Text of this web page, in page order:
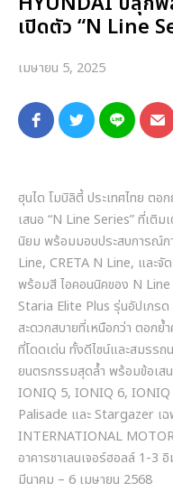
เปิดตัว “N Line
เมษายน 5, 2025
ฮุนได โมบิลิตี้ ประเทศไทย ตอ
เสนอ “N Line Series” ที่เติ
นิยม พร้อมมอบประสบการณ์ก
Line, CRETA N Line, และ
พร้อมสี ไอคอนนิคของ N
Staria Elite Plus รุ่นอัปเกร
สะดวกสบายที่เหนือกว่า ตอก
ที่โดดเด่น ทั้งดีไซน์และสมรร
ยนตรกรรมสุดล้ำ พร้อมข้อเส
IONIQ 5, IONIQ 6, IONIQ
Palisade และ Stargazer เฉ
INTERNATIONAL
อาคารชาเลนเจอร์ฮอลล์ 1-
มีนาคม – 6 เมษายน 2568